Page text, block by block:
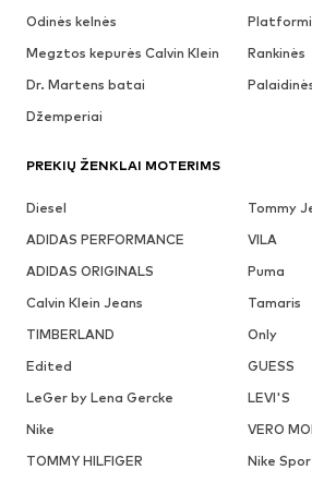
Odinės kelnės
Megztos kepurės Calvin Klein
Rankinės
Dr. Martens batai
Džemperiai
PREKIŲ ŽENKLAI MOTERIMS
Diesel
Tommy
ADIDAS PERFORMANCE
VILA
ADIDAS ORIGINALS
Puma
Calvin Klein Jeans
Tamaris
TIMBERLAND
Only
Edited
GUESS
LeGer by Lena Gercke
LEVI'S
Nike
VERO
TOMMY HILFIGER
Nike